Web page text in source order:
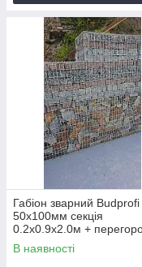
безпечний для
поєднується з
досить
руками, якщо
інших огорож;
невисока
міцну огорожу,
що іноді
іншими
поглинає шум
стороннім
зустрічаючи
шляху.
Габіон зварний Budprofi
50х100мм секція
0.2х0.9х2.0м +
оцинкований для огорожі
В наявності